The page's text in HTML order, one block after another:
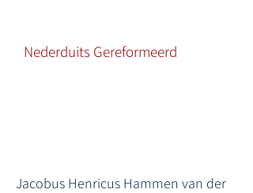
Nederduits Gereformeerd
Jacobus Henricus Hammen van der